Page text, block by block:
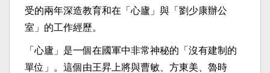
受的兩年深造教育和在「心廬」與「劉少康辦公
室」的工作經歷。
「心廬」是一個在國軍中非常神秘的「沒有建制的
單位」。這個由王昇上將與曹敏、方東美、魯時